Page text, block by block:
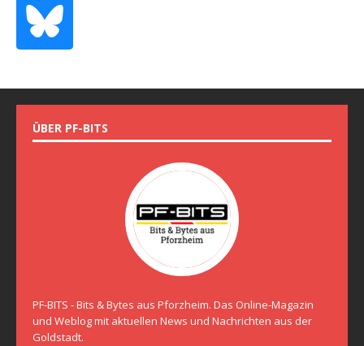
ÜBER PF-BITS
PF-BITS - Bits & Bytes aus Pforzheim. Das Online-Magazin
und Weblog mit aktuellen News und Nachrichten aus der
Goldstadt.